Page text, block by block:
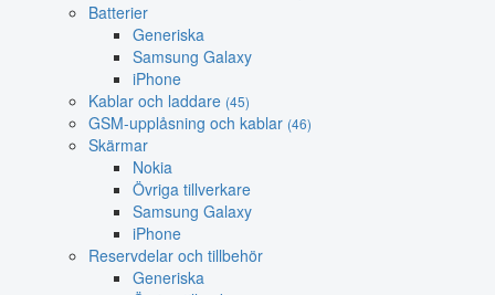
Batterier
Generiska
Samsung Galaxy
iPhone
Kablar och laddare (45)
GSM-upplåsning och kablar (46)
Skärmar
Nokia
Övriga tillverkare
Samsung Galaxy
iPhone
Reservdelar och tillbehör
Generiska